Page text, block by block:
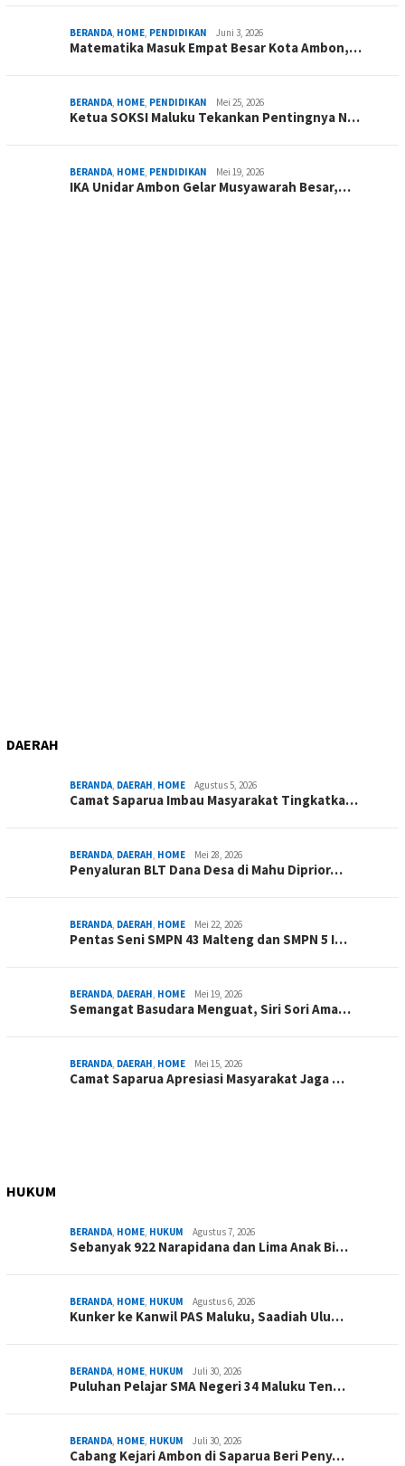
BERANDA, HOME, PENDIDIKAN Juni 3, 2026
Matematika Masuk Empat Besar Kota Ambon,…
BERANDA, HOME, PENDIDIKAN Mei 25, 2026
Ketua SOKSI Maluku Tekankan Pentingnya N…
BERANDA, HOME, PENDIDIKAN Mei 19, 2026
IKA Unidar Ambon Gelar Musyawarah Besar,…
DAERAH
BERANDA, DAERAH, HOME Agustus 5, 2026
Camat Saparua Imbau Masyarakat Tingkatka…
BERANDA, DAERAH, HOME Mei 28, 2026
Penyaluran BLT Dana Desa di Mahu Diprior…
BERANDA, DAERAH, HOME Mei 22, 2026
Pentas Seni SMPN 43 Malteng dan SMPN 5 I…
BERANDA, DAERAH, HOME Mei 19, 2026
Semangat Basudara Menguat, Siri Sori Ama…
BERANDA, DAERAH, HOME Mei 15, 2026
Camat Saparua Apresiasi Masyarakat Jaga …
HUKUM
BERANDA, HOME, HUKUM Agustus 7, 2026
Sebanyak 922 Narapidana dan Lima Anak Bi…
BERANDA, HOME, HUKUM Agustus 6, 2026
Kunker ke Kanwil PAS Maluku, Saadiah Ulu…
BERANDA, HOME, HUKUM Juli 30, 2026
Puluhan Pelajar SMA Negeri 34 Maluku Ten…
BERANDA, HOME, HUKUM Juli 30, 2026
Cabang Kejari Ambon di Saparua Beri Peny…